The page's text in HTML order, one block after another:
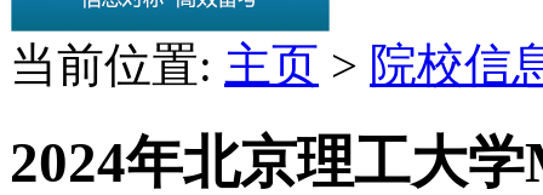
当前位置: 主页 > 院校信
2024年北京理工大